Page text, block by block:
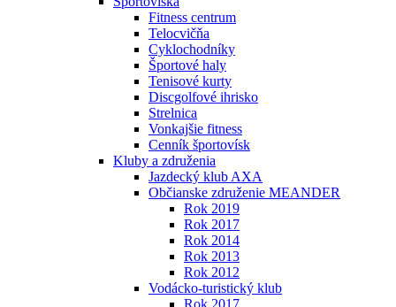
Fitness centrum
Telocvičňa
Cyklochodníky
Športové haly
Tenisové kurty
Discgolfové ihrisko
Strelnica
Vonkajšie fitness
Cenník športovísk
Kluby a združenia
Jazdecký klub AXA
Občianske združenie MEANDER
Rok 2019
Rok 2017
Rok 2014
Rok 2013
Rok 2012
Vodácko-turistický klub
Rok 2017